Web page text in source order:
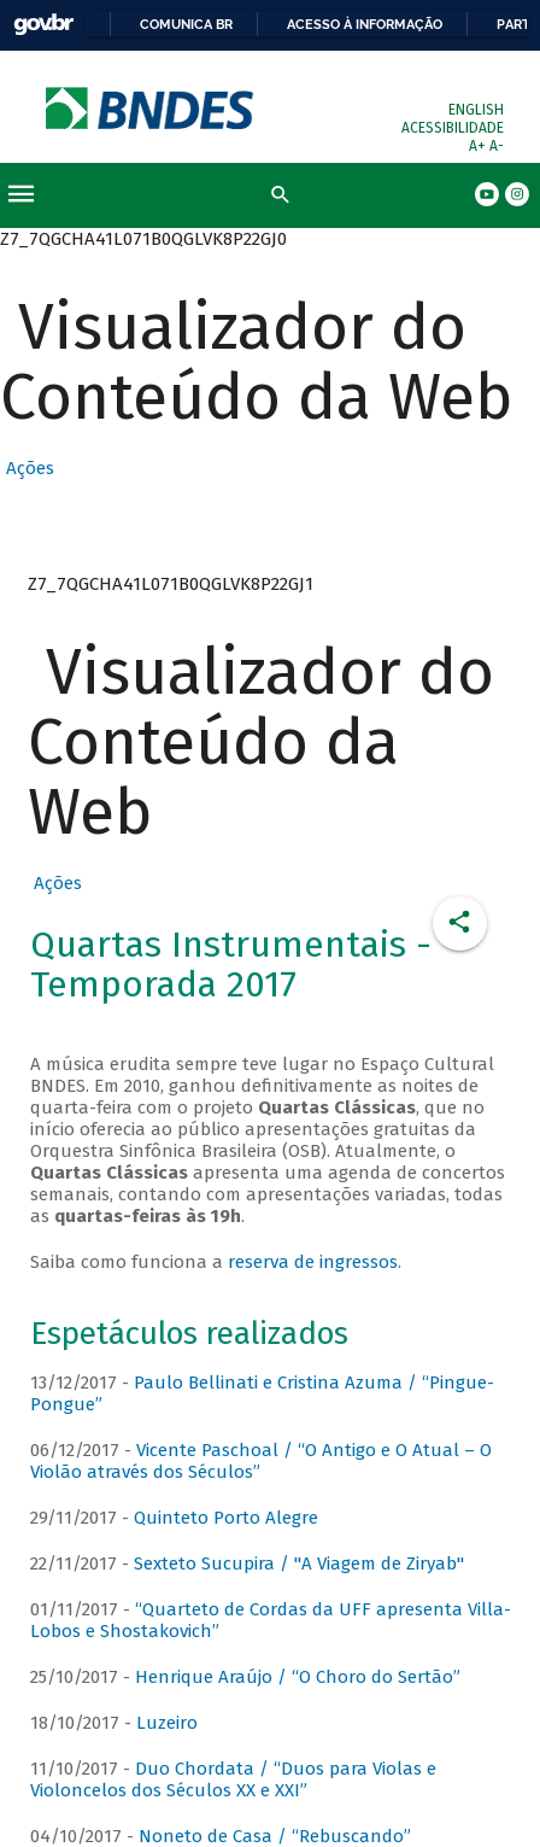
COMUNICA BR ACESSO À INFORMAÇÃO
ENGLISH
ACESSIBILIDADE
A+ A-
Z7_7QGCHA41L071B0QGLVK8P22GJ0
Visualizador do
Conteúdo da Web
Ações
Z7_7QGCHA41L071B0QGLVK8P22GJ1
Visualizador do
Conteúdo da
Web
Ações
Quartas Instrumentais -
Temporada 2017
A música erudita sempre teve lugar no Espaço Cultural
BNDES. Em 2010, ganhou definitivamente as noites de
quarta-feira com o projeto Quartas Clássicas, que no
início oferecia ao público apresentações gratuitas da
Orquestra Sinfônica Brasileira (OSB). Atualmente, o
Quartas Clássicasapresenta uma agenda de concertos
semanais, contando com apresentações variadas, todas
as quartas-feiras às 19h.
Saiba como funciona a reserva de ingressos.
Espetáculos realizados
13/12/2017 - Paulo Bellinati e Cristina Azuma / “Pingue-
Pongue”
06/12/2017 - Vicente Paschoal / “O Antigo e O Atual – O
Violão através dos Séculos”
29/11/2017 - Quinteto Porto Alegre
22/11/2017 - Sexteto Sucupira / "A Viagem de Ziryab"
01/11/2017 - “Quarteto de Cordas da UFF apresenta Villa-
Lobos e Shostakovich”
25/10/2017 - Henrique Araújo / “O Choro do Sertão”
18/10/2017 - Luzeiro
11/10/2017 - Duo Chordata / “Duos para Violas e
Violoncelos dos Séculos XX e XXI”
04/10/2017 - Noneto de Casa / “Rebuscando”